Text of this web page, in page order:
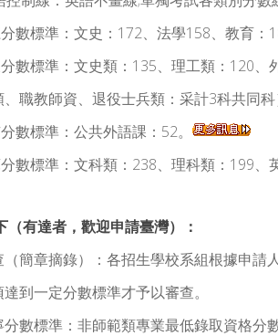
數標準：文史：172、法學158、教育
數標準：文史類：135、理工類：120
職教師資、退役士兵類：采計3科共同
數標準：公共外語課：52。
數標準：文科類：238、理科類：199、
有達者，歡迎申請臺灣）：
簡章摘錄）：各招生學校系組根據申請
到一定分數標準才予以審查。
數標準：非師範類專業最低錄取資格分